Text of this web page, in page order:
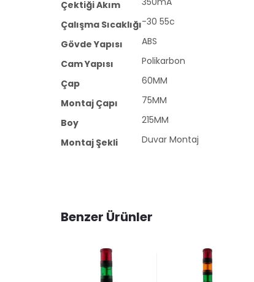
Çektiği Akım 350mA
Çalışma Sıcaklığı-30 55c
Gövde Yapısı ABS
Cam Yapısı Polikarbon
Çap 60MM
Montaj Çapı 75MM
Boy 215MM
Montaj Şekli Duvar Montaj
Benzer Ürünler